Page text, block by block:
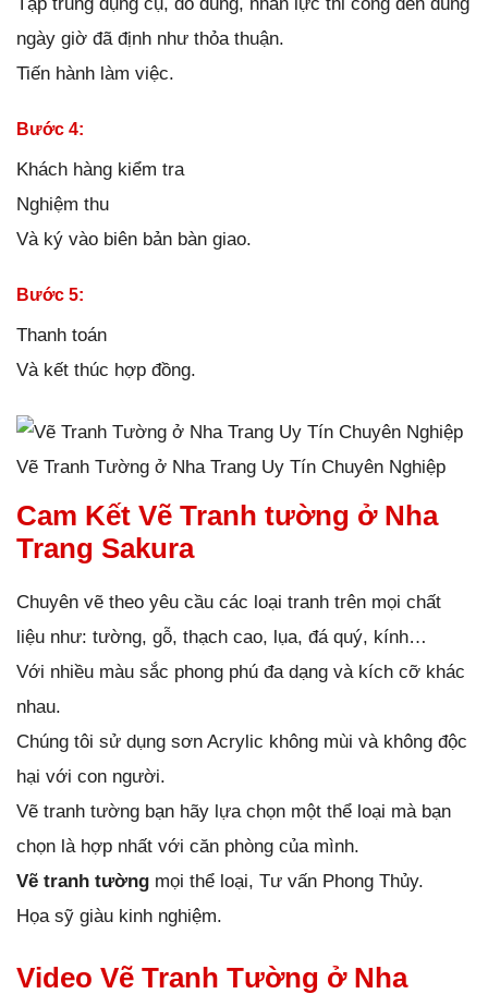
ngày giờ đã định như thỏa thuận.
Tiến hành làm việc.
Bước 4:
Khách hàng kiểm tra
Nghiệm thu
Và ký vào biên bản bàn giao.
Bước 5:
Thanh toán
Và kết thúc hợp đồng.
Vẽ Tranh Tường ở Nha Trang Uy Tín Chuyên Nghiệp
Cam Kết Vẽ Tranh tường ở Nha
Trang Sakura
Chuyên vẽ theo yêu cầu các loại tranh trên mọi chất
liệu như: tường, gỗ, thạch cao, lụa, đá quý, kính…
Với nhiều màu sắc phong phú đa dạng và kích cỡ khác
nhau.
Chúng tôi sử dụng sơn Acrylic không mùi và không độc
hại với con người.
Vẽ tranh tường bạn hãy lựa chọn một thể loại mà bạn
chọn là hợp nhất với căn phòng của mình.
Vẽ tranh tường mọi thể loại, Tư vấn Phong Thủy.
Họa sỹ giàu kinh nghiệm.
Video Vẽ Tranh Tường ở Nha